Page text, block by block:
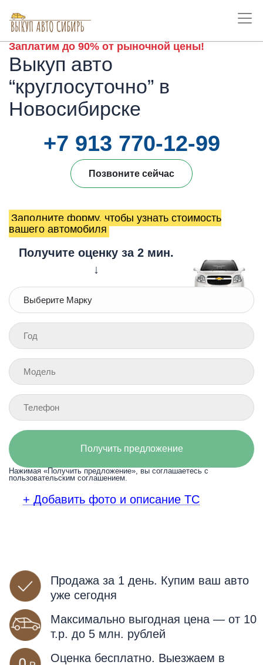
Заплатим до 90% от рыночной цены!
Выкуп авто
“круглосуточно” в
Новосибирске
+7 913 770-12-99
Позвоните сейчас
Заполните форму, чтобы узнать стоимость
вашего автомобиля
Получите оценку за 2 мин.
↓
Получить предложение
Нажимая «Получить предложение», вы соглашаетесь с
пользовательским соглашением.
+ Добавить фото и описание ТС
Продажа за 1 день. Купим ваш авто
уже сегодня
Максимально выгодная цена — от 10
т.р. до 5 млн. рублей
Оценка бесплатно. Выезжаем в